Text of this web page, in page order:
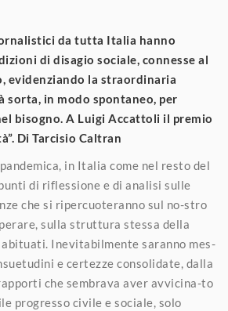
da tutta Italia hanno
di disagio sociale, connesse al
evidenziando la straordinaria
sorta, in modo spontaneo, per
bisogno. A Luigi Accattoli il premio
Di Tarcisio Caltran
in Italia come nel resto del
di riflessione e di analisi sulle
che si ripercuoteranno sul no-stro
sulla struttura stessa della
Inevitabilmente saranno mes-
e certezze consolidate, dalla
che sembrava aver avvicina-to
progresso civile e sociale, solo